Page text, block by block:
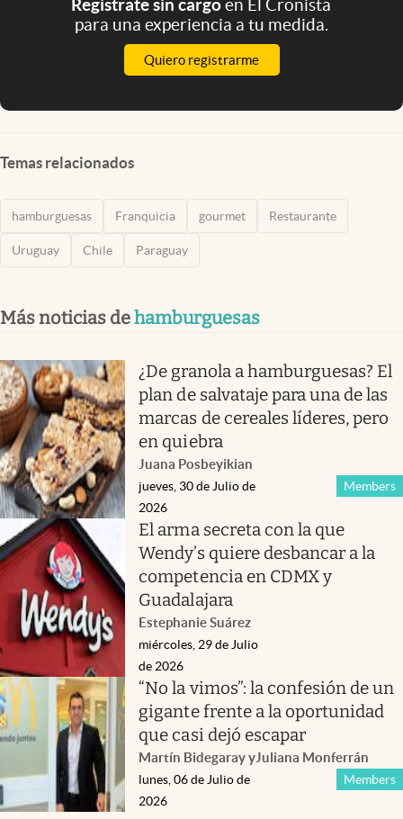
Registrate sin cargoen El Cronista
para una experiencia a tu medida.
Quiero registrarme
Temas relacionados
hamburguesas Franquicia gourmet Restaurante
Uruguay Chile Paraguay
Más noticias dehamburguesas
¿De granola a hamburguesas? El
plan de salvataje para una de las
marcas de cereales líderes, pero
en quiebra
Juana Posbeyikian
Members
jueves, 30 de Julio de
2026
El arma secreta con la que
Wendy’s quiere desbancar a la
competencia en CDMX y
Guadalajara
Estephanie Suárez
miércoles, 29 de Julio
de 2026
“No la vimos”: la confesión de un
gigante frente a la oportunidad
que casi dejó escapar
Martín BidegarayyJuliana Monferrán
Members
lunes, 06 de Julio de
2026